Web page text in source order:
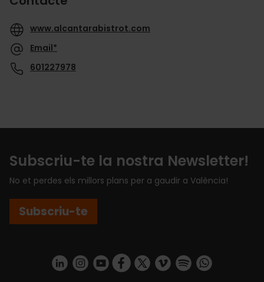
www.alcantarabistrot.com
Email*
601227978
Subscriu-te la nostra Newsletter!
No et perdes els millors plans per a gaudir a València!
Subscriu-te
https://www.linkedin.com/company/turismo-valencia/mycompany/
https://www.instagram.com/visit_valencia/
https://www.youtube.com/user/
https://www.facebook.com/
https://twitter.com/
https://vimeo.com/
https://https://api.whatsapp.com/